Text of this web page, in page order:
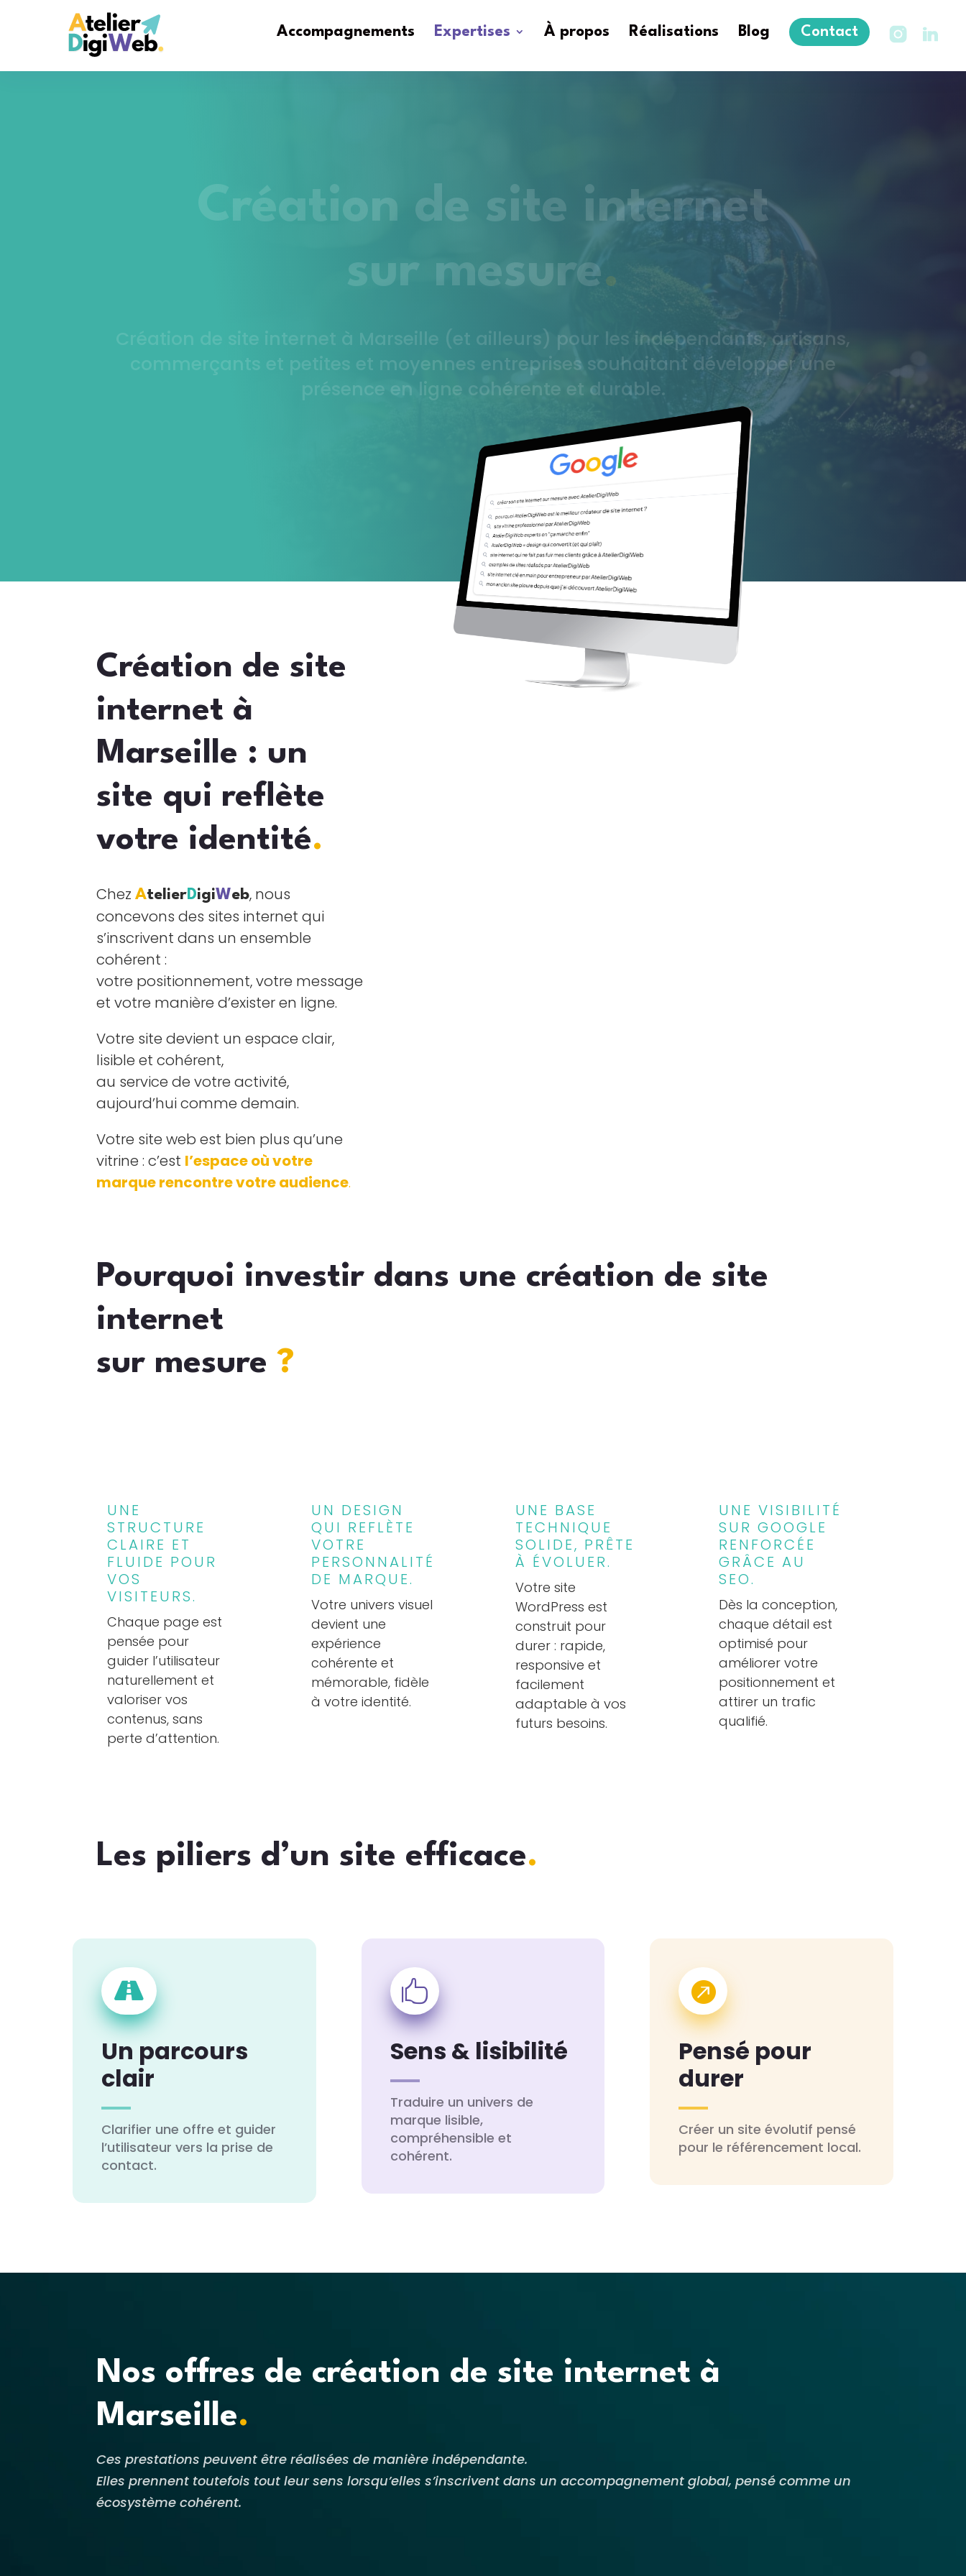
Accompagnements Expertises À propos Réalisations Blog Contact
Création de site internet
sur mesure.
Création de site internet à Marseille (et ailleurs) pour les indépendants, artisans,
commerçants et petites et moyennes entreprises souhaitant développer une
présence en ligne cohérente et durable.
Création de site
internet à
Marseille : un
site qui reflète
votre identité.
ChezAtelierDigiWeb, nous
concevons des sites internet qui
s’inscrivent dans un ensemble
cohérent :
votre positionnement, votre message
et votre manière d’exister en ligne.
Votre site devient un espace clair,
lisible et cohérent,
au service de votre activité,
aujourd’hui comme demain.
Votre site web est bien plus qu’une
vitrine : c’est l’espace où votre
marque rencontre votre audience.
Pourquoi investir dans une création de site
internet
sur mesure?
UNE
STRUCTURE
CLAIRE ET
FLUIDE POUR
VOS
VISITEURS.
Chaque page est
pensée pour
guider l’utilisateur
naturellement et
valoriser vos
contenus, sans
perte d’attention.
UN DESIGN
QUI REFLÈTE
VOTRE
PERSONNALITÉ
DE MARQUE.
Votre univers visuel
devient une
expérience
cohérente et
mémorable, fidèle
à votre identité.
UNE BASE
TECHNIQUE
SOLIDE, PRÊTE
À ÉVOLUER.
Votre site
WordPress est
construit pour
durer : rapide,
responsive et
facilement
adaptable à vos
futurs besoins.
UNE VISIBILITÉ
SUR GOOGLE
RENFORCÉE
GRÂCE AU
SEO.
Dès la conception,
chaque détail est
optimisé pour
améliorer votre
positionnement et
attirer un trafic
qualifié.
Les piliers d’un site efficace.

Un parcours
clair
Clarifier une offre et guider
l’utilisateur vers la prise de
contact.

Sens & lisibilité
Traduire un univers de
marque lisible,
compréhensible et
cohérent.

Pensé pour
durer
Créer un site évolutif pensé
pour le référencement local.
Nos offres de création de site internet à
Marseille.
Ces prestations peuvent être réalisées de manière indépendante.
Elles prennent toutefois tout leur sens lorsqu’elles s’inscrivent dans un accompagnement global, pensé comme un
écosystème cohérent.